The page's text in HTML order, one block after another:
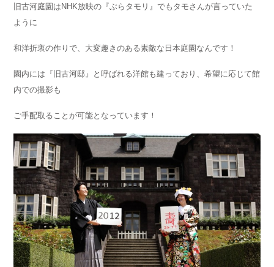
旧古河庭園はNHK放映の『ぶらタモリ』でもタモさんが言っていた
ように
和洋折衷の作りで、大変趣きのある素敵な日本庭園なんです！
園内には『旧古河邸』と呼ばれる洋館も建っており、希望に応じて館
内での撮影も
ご手配取ることが可能となっています！